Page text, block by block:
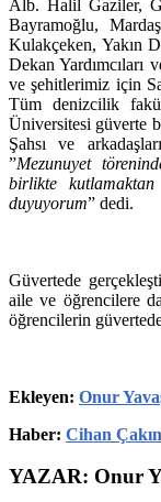
Alb. Halil Gaziler,
Bayramoğlu,
Kulakçeken, Yakın
Dekan Yardımcıları
ve şehitlerimiz için
Tüm denizcilik
Üniversitesi güverte
Şahsı ve
”Mezunuyet
birlikte
duyuyorum” dedi.
Güvertede
aile ve öğrencilere
öğrencilerin
Ekleyen: Onur
Haber: Cihan Çakın
YAZAR: Onur